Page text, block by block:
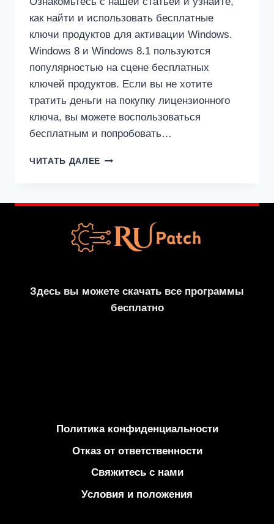
как найти и использовать бесплатные
ключи продуктов для активации Windows.
Windows 8 и Windows 8.1 пользуются
популярностью на сцене бесплатных
ключей продуктов. Если вы не хотите
тратить деньги на покупку лицензионного
ключа, вы можете воспользоваться
бесплатным и попробовать…
ЧИТАТЬ ДАЛЕЕ БЕСПЛАТНЫЕ
И
8.1
2024
Здесь вы можете скачать все программы
бесплатно
Политика конфиденциальности
Отказ от ответственности
Свяжитесь с нами
Условия и положения